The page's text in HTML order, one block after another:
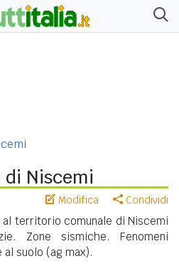
di Niscemi
Modifica Condividi
territorio comunale di Niscemi
Zone sismiche. Fenomeni
suolo (ag max).